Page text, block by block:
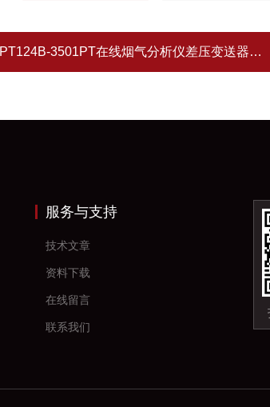
PT124B-3501PT在线烟气分析仪差压变送器系列
服务与支持
技术文章
资料下载
在线留言
联系我们